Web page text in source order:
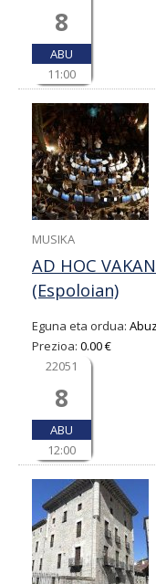
8
ABU
11:00
MUSIKA
AD HOC
(Espoloian)
Eguna eta ordua:
Prezioa: 0.00 €
22051
8
ABU
12:00